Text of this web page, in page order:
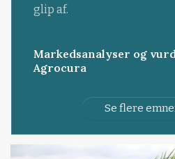
glip af.
Markedsanalyser og
Agrocura
Se flere